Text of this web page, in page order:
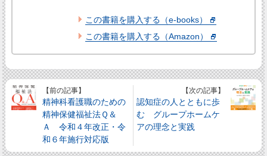
この書籍を購入する（e-books）
この書籍を購入する（Amazon）
【前の記事】
精神科看護職のための
精神保健福祉法Ｑ＆
Ａ 令和４年改正・令
和６年施行対応版
【次の記事】
認知症の人とともに歩
む グループホームケ
アの理念と実践